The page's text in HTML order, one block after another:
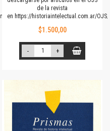
Prismas
de la revista
en https://historiaintelectual.com.ar/
$1.500,00
- +